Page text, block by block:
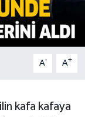
A- A+
kafa kafaya